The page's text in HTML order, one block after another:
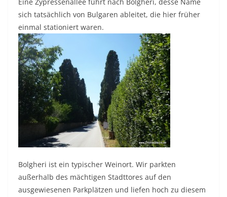
Eine Zypressenallee führt nach Bolgheri, desse Name
sich tatsächlich von Bulgaren ableitet, die hier früher
einmal stationiert waren.
Bolgheri ist ein typischer Weinort. Wir parkten
außerhalb des mächtigen Stadttores auf den
ausgewiesenen Parkplätzen und liefen hoch zu diesem